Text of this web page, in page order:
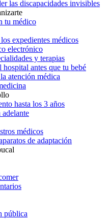
las discapacidades invisibles
tu médico
expedientes médicos
electrónico
y terapias
hospital antes que tu bebé
atención médica
hasta los 3 años
adelante
médicos
de adaptación
pública